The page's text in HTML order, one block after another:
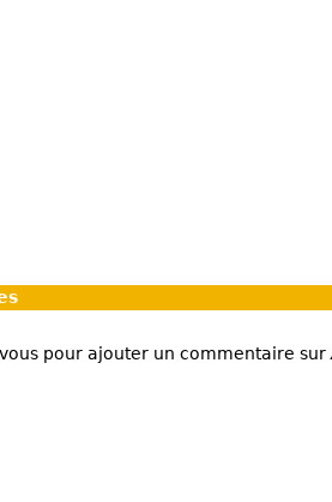
pour ajouter un commentaire sur